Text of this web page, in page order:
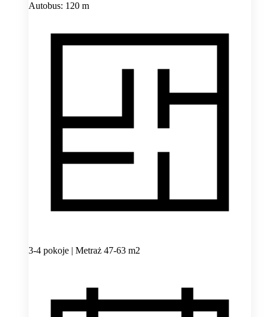
Autobus: 120 m
3-4 pokoje | Metraż 47-63 m2